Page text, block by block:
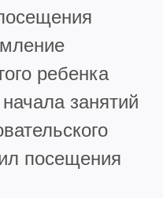
ребенка
занятий
посещения